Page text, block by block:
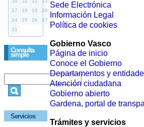
Consulta
simple
Servicios
Sede Electrónica
Información Legal
Política de cookies
Gobierno Vasco
Página de inicio
Conoce el Gobierno
Departamentos y
Atención ciudadana
Gobierno abierto
Gardena, portal de
Trámites y servicios